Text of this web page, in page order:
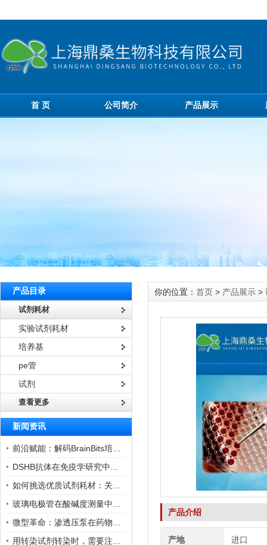
首 页 公司简介 产品展示
产品目录
试剂耗材
实验试剂耗材
培养基
pe管
试剂
查看更多
新闻资讯
你的位置： 首页 > 产品展示 >
产品介绍
产地 进口